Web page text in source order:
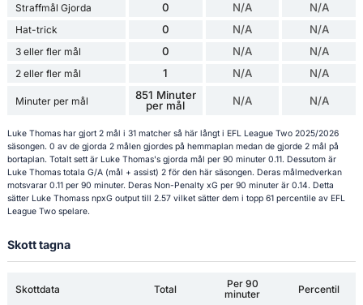
Straffmål Gjorda 0 N/A N/A
Hat-trick 0 N/A N/A
3 eller fler mål 0 N/A N/A
2 eller fler mål 1 N/A N/A
Minuter per mål
851 Minuter
per mål
N/A N/A
Luke Thomas har gjort 2 mål i 31 matcher så här långt i EFL League Two 2025/2026
säsongen. 0 av de gjorda 2 målen gjordes på hemmaplan medan de gjorde 2 mål på
bortaplan. Totalt sett är Luke Thomas's gjorda mål per 90 minuter 0.11. Dessutom är
Luke Thomas totala G/A (mål + assist) 2 för den här säsongen. Deras målmedverkan
motsvarar 0.11 per 90 minuter. Deras Non-Penalty xG per 90 minuter är 0.14. Detta
sätter Luke Thomass npxG output till 2.57 vilket sätter dem i topp 61 percentile av EFL
League Two spelare.
Skott tagna
Skottdata Total
Per 90
minuter
Percentil